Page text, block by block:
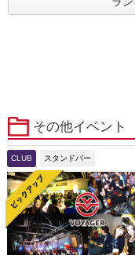
その他イベント
CLUB スタンドバー